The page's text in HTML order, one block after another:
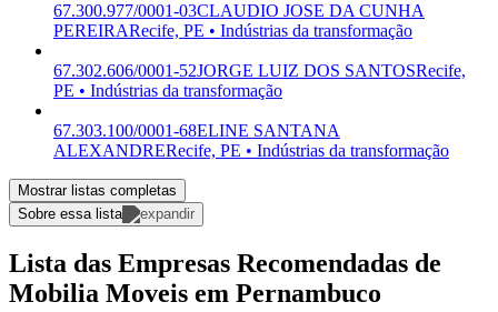
67.300.977/0001-03CLAUDIO JOSE DA CUNHA
PEREIRARecife, PE • Indústrias da transformação
67.302.606/0001-52JORGE LUIZ DOS SANTOSRecife,
PE • Indústrias da transformação
67.303.100/0001-68ELINE SANTANA
ALEXANDRERecife, PE • Indústrias da transformação
Mostrar listas completas
Sobre essa lista
Lista das Empresas Recomendadas de
Mobilia Moveis em Pernambuco